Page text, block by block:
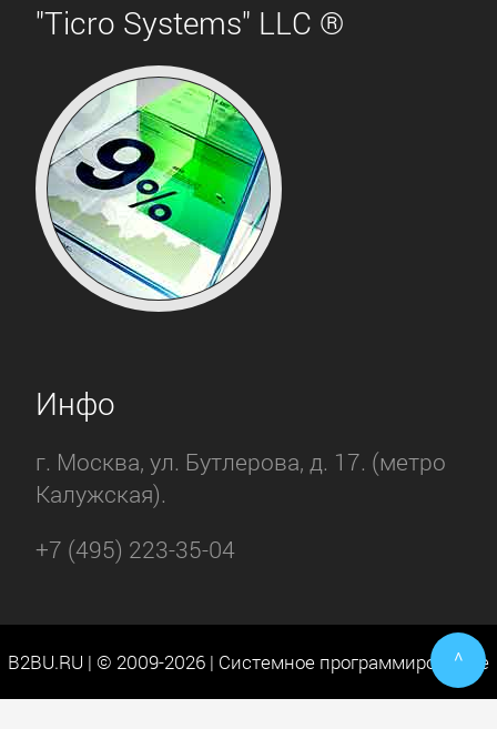
"Ticro Systems" LLC ®
Инфо
г. Москва, ул. Бутлерова, д. 17. (метро
Калужская).
+7 (495) 223-35-04
B2BU.RU | © 2009-2026 | Системное программирование
^